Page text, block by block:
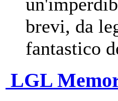
brevi, da
fantastico
LGL